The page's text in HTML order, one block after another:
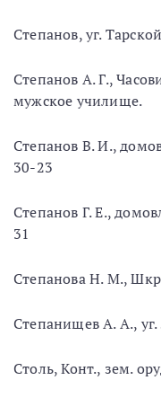
Степанов, уг.
Степанов А. Г.,
мужское училище.
Степанов В. И.,
30-23
Степанов Г. Е.,
31
Степанова Н. М.,
Степанищев А. А.,
Столь, Конт., зем.